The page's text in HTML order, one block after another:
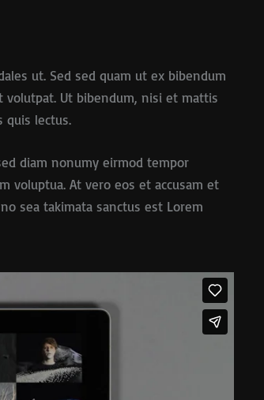
ut. Sed sed quam ut ex bibendum
volutpat. Ut bibendum, nisi et mattis
quis lectus.
diam nonumy eirmod tempor
voluptua. At vero eos et accusam et
sea takimata sanctus est Lorem